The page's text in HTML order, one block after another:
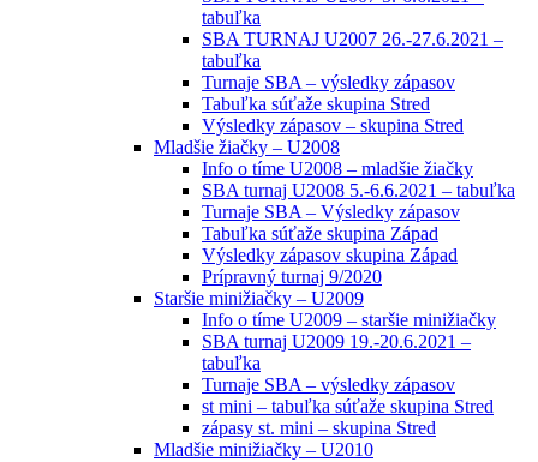
tabuľka
SBA TURNAJ U2007 26.-27.6.2021 –
tabuľka
Turnaje SBA – výsledky zápasov
Tabuľka súťaže skupina Stred
Výsledky zápasov – skupina Stred
Mladšie žiačky – U2008
Info o tíme U2008 – mladšie žiačky
SBA turnaj U2008 5.-6.6.2021 – tabuľka
Turnaje SBA – Výsledky zápasov
Tabuľka súťaže skupina Západ
Výsledky zápasov skupina Západ
Prípravný turnaj 9/2020
Staršie minižiačky – U2009
Info o tíme U2009 – staršie minižiačky
SBA turnaj U2009 19.-20.6.2021 –
tabuľka
Turnaje SBA – výsledky zápasov
st mini – tabuľka súťaže skupina Stred
zápasy st. mini – skupina Stred
Mladšie minižiačky – U2010